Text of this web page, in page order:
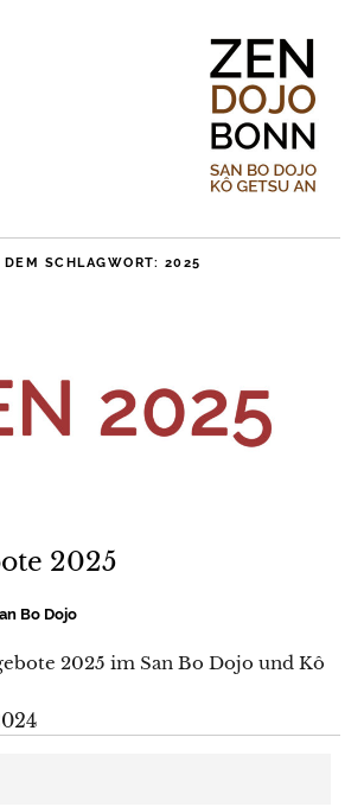
SCHLAGWORT: 2025
2025
Bo Dojo
2025 im San Bo Dojo und Kô